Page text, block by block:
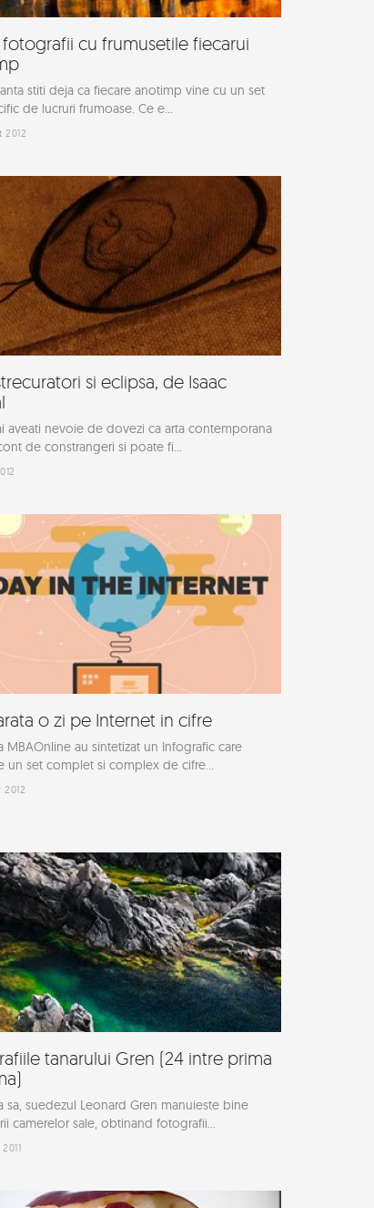
cu frumusetile fiecarui
stiti deja ca fiecare anotimp vine cu un set
de lucruri frumoase. Ce e...
2012
si eclipsa, de Isaac
aveati nevoie de dovezi ca arta contemporana
de constrangeri si poate fi...
o zi pe Internet in cifre
MBAOnline au sintetizat un Infografic care
un set complet si complex de cifre...
2012
tanarului Gren (24 intre prima
sa, suedezul Leonard Gren manuieste bine
camerelor sale, obtinand fotografii...